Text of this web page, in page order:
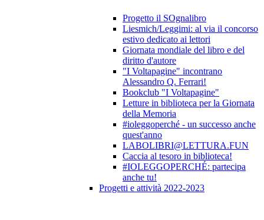
Progetto il SOgnalibro
Liesmich/Leggimi: al via il concorso
estivo dedicato ai lettori
Giornata mondiale del libro e del
diritto d'autore
"I Voltapagine" incontrano
Alessandro Q. Ferrari!
Bookclub "I Voltapagine"
Letture in biblioteca per la Giornata
della Memoria
#ioleggoperché - un successo anche
quest'anno
LABOLIBRI@LETTURA.FUN
Caccia al tesoro in biblioteca!
#IOLEGGOPERCHÉ: partecipa
anche tu!
Progetti e attività 2022-2023